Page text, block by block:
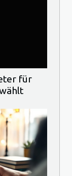
für